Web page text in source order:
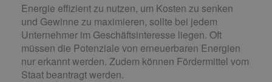
Energie effizient zu nutzen, um Kosten zu senken
und Gewinne zu maximieren, sollte bei jedem
Unternehmer im Geschäftsinteresse liegen. Oft
müssen die Potenziale von erneuerbaren Energien
nur erkannt werden. Zudem können Fördermittel vom
Staat beantragt werden.